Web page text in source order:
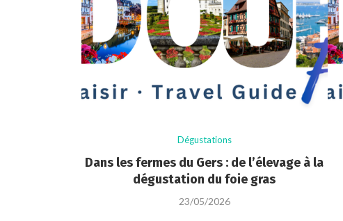
Dégustations
Dans les fermes du Gers : de l’élevage à la
dégustation du foie gras
23/05/2026